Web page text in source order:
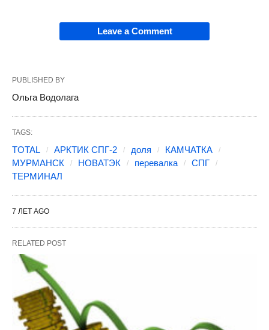
Leave a Comment
PUBLISHED BY
Ольга Водолага
TAGS:
TOTAL АРКТИК СПГ-2 доля
КАМЧАТКА
МУРМАНСК
НОВАТЭК перевалка
СПГ
ТЕРМИНАЛ
7 ЛЕТ AGO
RELATED POST